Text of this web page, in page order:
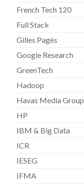
French Tech 120
Full Stack
Gilles Pagès
Google Research
GreenTech
Hadoop
Havas Media Group
HP
IBM & Big Data
ICR
IESEG
IFMA